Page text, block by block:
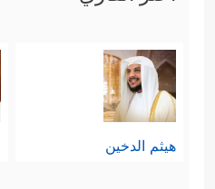
هيثم الدخين